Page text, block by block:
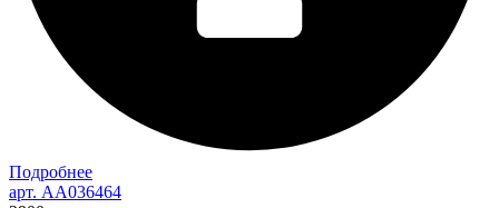
Подробнее
арт. AA036464